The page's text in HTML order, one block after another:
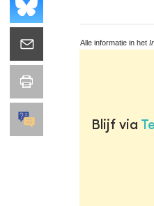
Alle informatie in het
Blijf via